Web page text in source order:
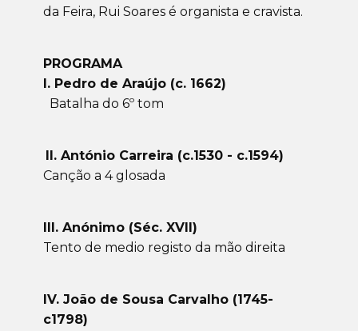
da Feira, Rui Soares é organista e cravista.
PROGRAMA
I. Pedro de Araújo (c. 1662)
Batalha do 6º tom
II. António Carreira (c.1530 - c.1594)
Canção a 4 glosada
III. Anónimo (Séc. XVII)
Tento de medio registo da mão direita
IV. João de Sousa Carvalho (1745-
c1798)